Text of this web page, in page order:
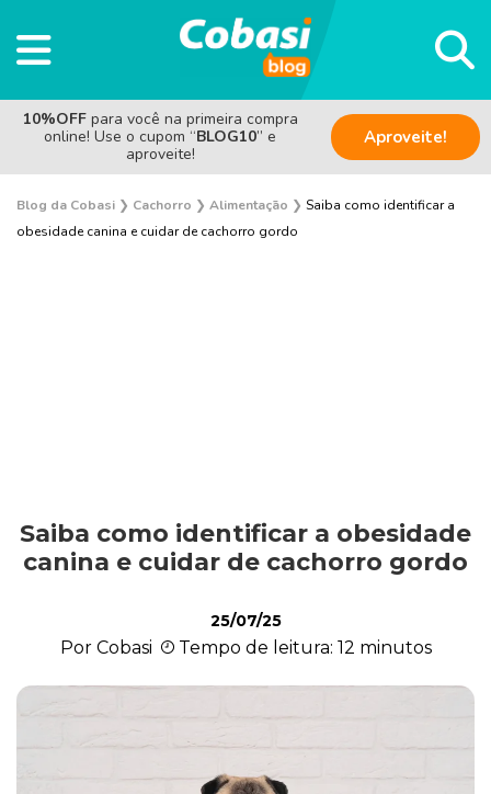
10%OFF para você na primeira compra
online! Use o cupom “BLOG10” e
aproveite!
Aproveite!
Blog da Cobasi ❯ Cachorro ❯ Alimentação ❯ Saiba como identificar a
obesidade canina e cuidar de cachorro gordo
Alimentação
Curiosidades
Saiba como identificar a obesidade
canina e cuidar de cachorro gordo
25/07/25
Por Cobasi Tempo de leitura: 12 minutos